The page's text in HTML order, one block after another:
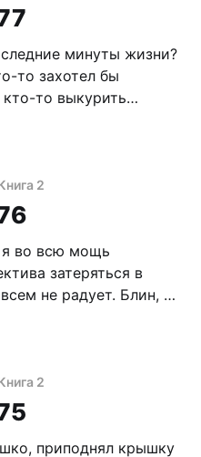
штаны,
минуты жизни?
то захотел бы
то выкурить
Неважно, что
насладиться каждой
песочных часов
2
я во всю мощь
не радует. Блин, но
бицепс, надеясь
месяцев – БП,
2
приподнял крышку